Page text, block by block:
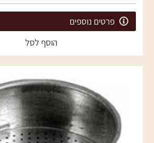
פרטים נוספים
הוסף לסל